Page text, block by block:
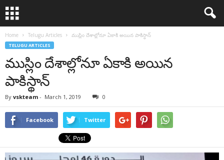
Home Telugu Articles ముస్లిం దేశాల్లోనూ ఏకాకి అయిన పాకిస్థాన్
TELUGU ARTICLES
ముస్లిం దేశాల్లోనూ ఏకాకి అయిన
పాకిస్థాన్
By vskteam - March 1, 2019 0
Facebook Twitter